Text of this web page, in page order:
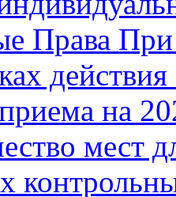
Права
на
мест